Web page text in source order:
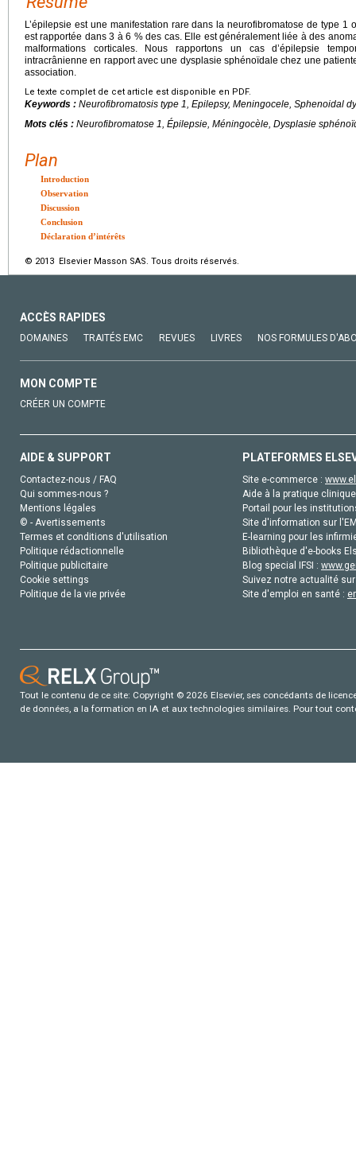
L’épilepsie est une manifestation rare dans la neurofibromatose de type
est rapportée dans 3 à 6 % des cas. Elle est généralement liée à des
malformations corticales. Nous rapportons un cas d’épilepsie
intracrânienne en rapport avec une dysplasie sphénoïdale chez une
association.
Le texte complet de cet article est disponible en PDF.
Keywords : Neurofibromatosis type 1, Epilepsy, Meningocele, Sphenoidal
Mots clés : Neurofibromatose 1, Épilepsie, Méningocèle, Dysplasie
Plan
Introduction
Observation
Discussion
Conclusion
Déclaration d’intérêts
© 2013 Elsevier Masson SAS. Tous droits réservés.
ACCÈS RAPIDES
DOMAINES TRAITÉS EMC REVUES LIVRES NOS FORMULES
MON COMPTE
CRÉER UN COMPTE
AIDE & SUPPORT
Contactez-nous / FAQ
Qui sommes-nous ?
Mentions légales
© - Avertissements
Termes et conditions d'utilisation
Politique rédactionnelle
Politique publicitaire
Cookie settings
Politique de la vie privée
PLATEFORMES
Site e-commerce :
Aide à la pratique
Portail pour les
Site d'information sur
E-learning pour les
Bibliothèque d'e-books
Blog special IFSI :
Suivez notre actualité
Site d'emploi en santé :
Tout le contenu de ce site: Copyright © 2026 Elsevier, ses concédants de
de données, a la formation en IA et aux technologies similaires. Pour tout